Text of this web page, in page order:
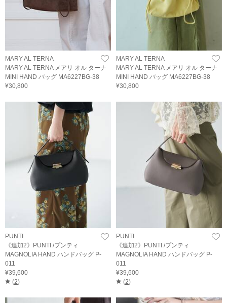
MARY AL TERNA
MARY AL TERNA メアリ オル ターナ
MINI HAND バッグ MA6227BG-38
¥30,800
MARY AL TERNA
MARY AL TERNA メアリ オル ターナ
MINI HAND バッグ MA6227BG-38
¥30,800
PUNTI.
《追加2》PUNTI./プンティ
MAGNOLIA HAND ハンドバッグ P-
011
¥39,600
(2)
PUNTI.
《追加2》PUNTI./プンティ
MAGNOLIA HAND ハンドバッグ P-
011
¥39,600
(2)